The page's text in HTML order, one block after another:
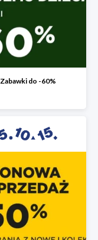
Zabawki do -60%